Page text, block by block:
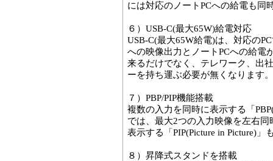
には対応のノートPCへの給電も同
６）USB-C(最大65W)給電対応
USB-C(最大65W給電)は、対応の
への映像出力とノートPCへの給電
来るだけでなく、テレワーク、出
ーを持ち運ぶ必要が無くなります。
７）PBP/PIP機能搭載
複数の入力を同時に表示する「
では、最大2つの入力映像を左右
表示する「PIP(Picture in Picture)」
８）昇降式スタンドを搭載